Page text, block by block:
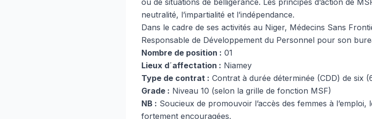
ou de situations de belligérance. Les principes d’action de
neutralité, l’impartialité et l’indépendance.
Dans le cadre de ses activités au Niger, Médecins Sans
Responsable de Développement du Personnel pour son
Nombre de position : 01
Lieux d´affectation : Niamey
Type de contrat : Contrat à durée déterminée (CDD) de six
Grade : Niveau 10 (selon la grille de fonction MSF)
NB : Soucieux de promouvoir l’accès des femmes à
fortement encouragées.